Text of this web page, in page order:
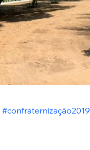
#confraternização2019